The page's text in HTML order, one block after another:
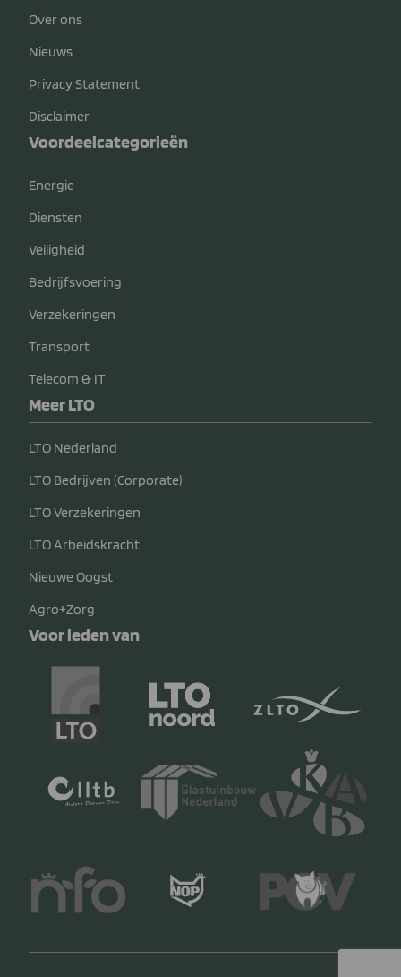
Over ons
Nieuws
Privacy Statement
Disclaimer
Voordeelcategorieën
Energie
Diensten
Veiligheid
Bedrijfsvoering
Verzekeringen
Transport
Telecom & IT
Meer LTO
LTO Nederland
LTO Bedrijven (Corporate)
LTO Verzekeringen
LTO Arbeidskracht
Nieuwe Oogst
Agro+Zorg
Voor leden van